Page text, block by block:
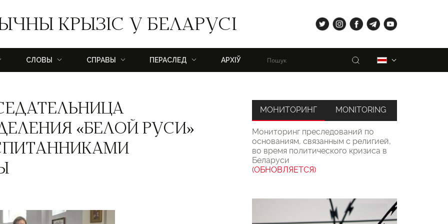
КРЫЗІС У БЕЛАРУСІ
СЛОВЫ СПРАВЫ ПЕРАСЛЕД АРХІЎ Пошук
tw ig fb tg yt
«БЕЛОЙ РУСИ»
МОНИТОРИНГ
Мониторинг преследований по
основаниям, связанным с религией,
во время политического кризиса в
Беларуси
(ОБНОВЛЯЕТСЯ)
MONITORING